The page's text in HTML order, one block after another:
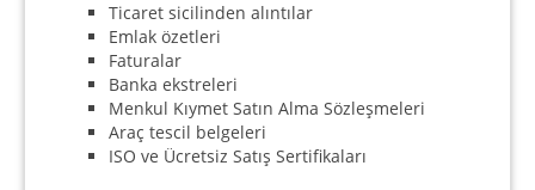
Ticaret sicilinden alıntılar
Emlak özetleri
Faturalar
Banka ekstreleri
Menkul Kıymet Satın Alma Sözleşmeleri
Araç tescil belgeleri
ISO ve Ücretsiz Satış Sertifikaları